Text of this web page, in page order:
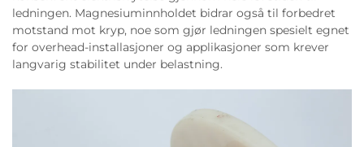
ledningen. Magnesiuminnholdet bidrar også til forbedret
motstand mot kryp, noe som gjør ledningen spesielt egnet
for overhead-installasjoner og applikasjoner som krever
langvarig stabilitet under belastning.